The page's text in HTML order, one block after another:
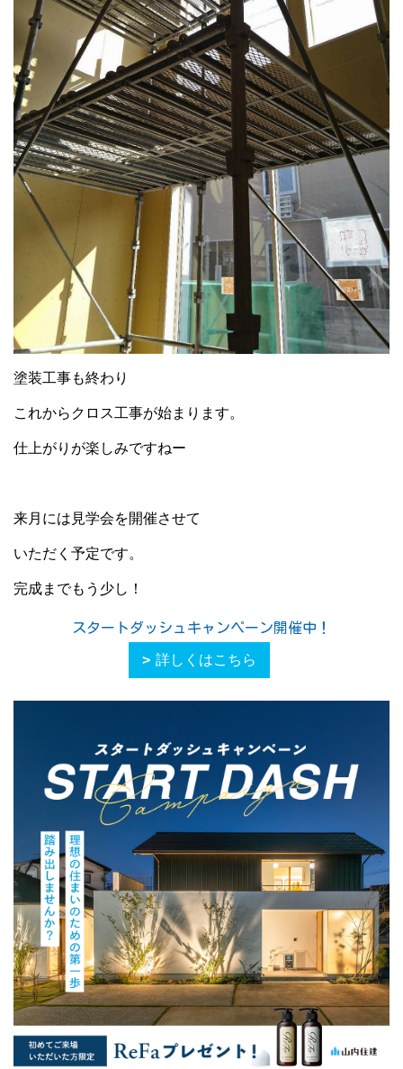
塗装工事も終わり
これからクロス工事が始まります。
仕上がりが楽しみですねー
来月には見学会を開催させて
いただく予定です。
完成までもう少し！
スタートダッシュキャンペーン開催中！
詳しくはこちら